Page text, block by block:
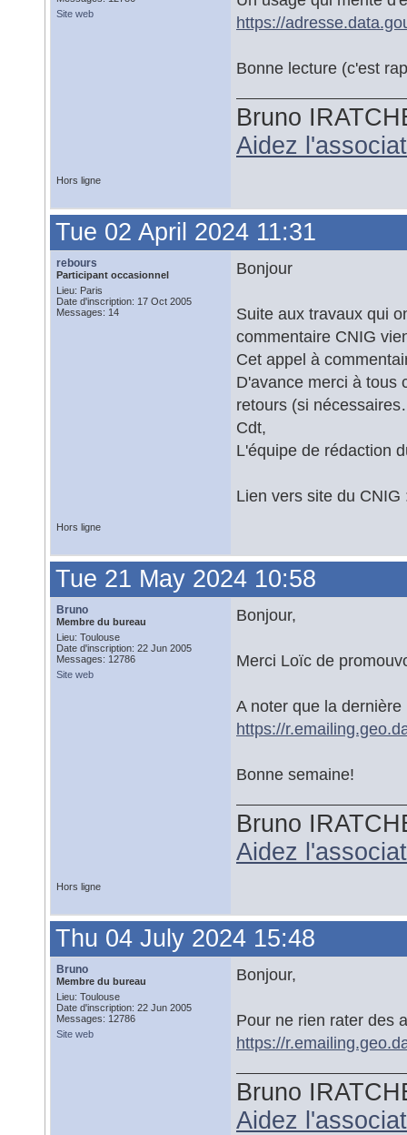
Site web
https://
Bonne lecture (c'est
Bruno
Aidez
Hors ligne
Tue 02 April 2024 11:31
rebours
Participant occasionnel
Lieu: Paris
Date d'inscription: 17 Oct 2005
Messages: 14
Bonjour
Suite aux travaux qui
commentaire CNIG
Cet appel à
D'avance merci à tous
retours (si
Cdt,
L'équipe de rédaction
Lien vers site du
Hors ligne
Tue 21 May 2024 10:58
Bruno
Membre du bureau
Lieu: Toulouse
Date d'inscription: 22 Jun 2005
Messages: 12786
Site web
Bonjour,
Merci Loïc de
A noter que la
https://
Bonne semaine!
Bruno
Aidez
Hors ligne
Thu 04 July 2024 15:48
Bruno
Membre du bureau
Lieu: Toulouse
Date d'inscription: 22 Jun 2005
Messages: 12786
Site web
Bonjour,
Pour ne rien rater des
https://
Bruno
Aidez